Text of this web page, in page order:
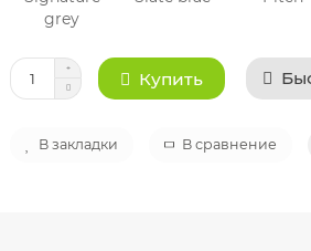
Купить
В закладки В сравнение